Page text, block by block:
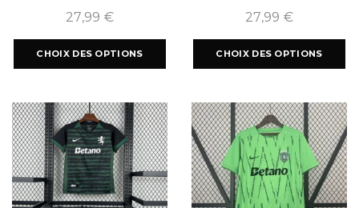
GARDIEN GREEN
27,99 €
CHOIX DES OPTIONS
GARDIEN BLACK
27,99 €
CHOIX DES OPTIONS